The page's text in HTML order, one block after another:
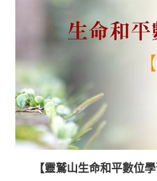
【靈鷲山生命和平數位